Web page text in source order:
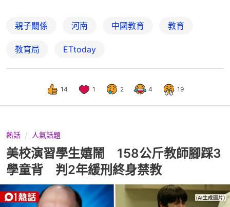
親子關係 河南 中國教育 教育
教育局 ETtoday
14 1 2 4 19
熱話 人氣話題
美校演習學生嬉鬧 158公斤教師腳踩3
學童背 判2年緩刑終身禁教